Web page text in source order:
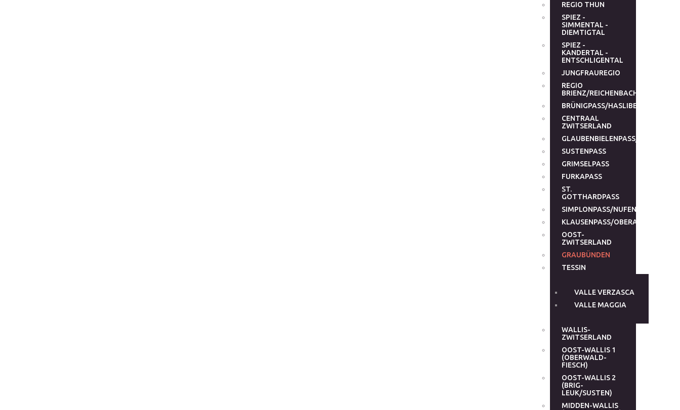
REGIO THUN
SPIEZ -
SIMMENTAL -
DIEMTIGTAL
SPIEZ -
KANDERTAL -
ENTSCHLIGENTAL
JUNGFRAUREGIO
REGIO
BRIENZ/REICHENBACHTAL
BRÜNIGPASS/HASLIBERG
CENTRAAL
ZWITSERLAND
GLAUBENBIELENPASS/
SUSTENPASS
GRIMSELPASS
FURKAPASS
ST.
GOTTHARDPASS
SIMPLONPASS/NUFENENPASS
KLAUSENPASS/OBERALPPASS
OOST-
ZWITSERLAND
GRAUBÜNDEN
TESSIN
VALLE VERZASCA
VALLE MAGGIA
WALLIS-
ZWITSERLAND
OOST-WALLIS 1
(OBERWALD-
FIESCH)
OOST-WALLIS 2
(BRIG-
LEUK/SUSTEN)
MIDDEN-WALLIS